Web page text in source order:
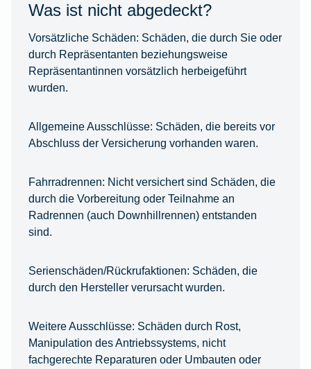
Was ist nicht abgedeckt?
Vorsätzliche Schäden: Schäden, die durch Sie oder
durch Repräsentanten beziehungsweise
Repräsentantinnen vorsätzlich herbeigeführt
wurden.
Allgemeine Ausschlüsse: Schäden, die bereits vor
Abschluss der Versicherung vorhanden waren.
Fahrradrennen: Nicht versichert sind Schäden, die
durch die Vorbereitung oder Teilnahme an
Radrennen (auch Downhillrennen) entstanden
sind.
Serienschäden/Rückrufaktionen: Schäden, die
durch den Hersteller verursacht wurden.
Weitere Ausschlüsse: Schäden durch Rost,
Manipulation des Antriebssystems, nicht
fachgerechte Reparaturen oder Umbauten oder